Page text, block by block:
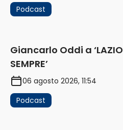
Podcast
Giancarlo Oddi a ‘LAZIO
SEMPRE’
06 agosto 2026, 11:54
Podcast